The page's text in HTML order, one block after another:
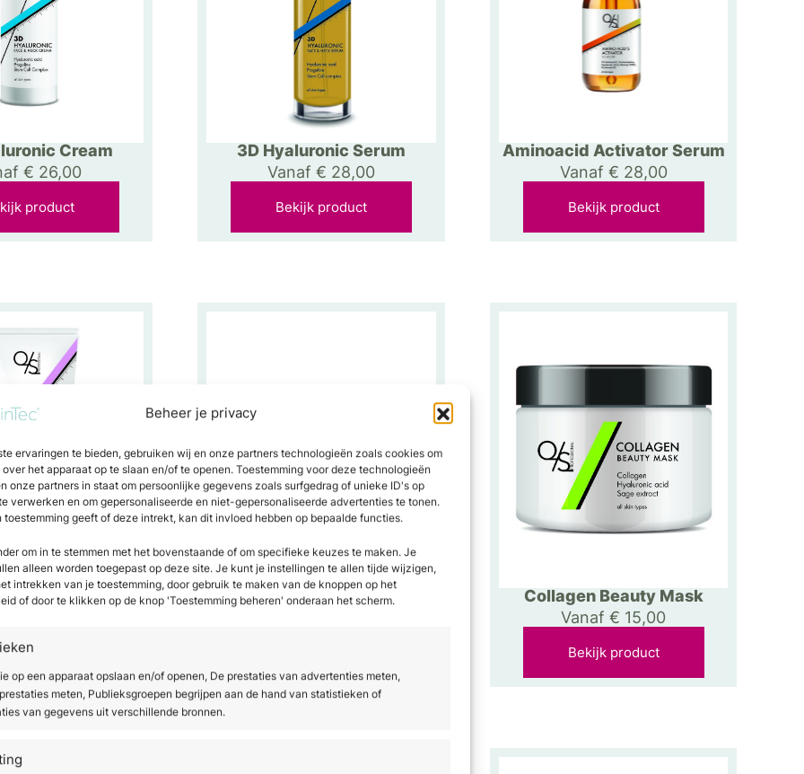
Beheer je privacy
ervaringen te bieden, gebruiken wij en onze partners technologieën zoals cookies om
het apparaat op te slaan en/of te openen. Toestemming voor deze technologieën
onze partners in staat om persoonlijke gegevens zoals surfgedrag of unieke ID's op
verwerken en om gepersonaliseerde en niet-gepersonaliseerde advertenties te tonen.
toestemming geeft of deze intrekt, kan dit invloed hebben op bepaalde functies.
om in te stemmen met het bovenstaande of om specifieke keuzes te maken. Je
alleen worden toegepast op deze site. Je kunt je instellingen te allen tijde wijzigen,
intrekken van je toestemming, door gebruik te maken van de knoppen op het
of door te klikken op de knop 'Toestemming beheren' onderaan het scherm.
op een apparaat opslaan en/of openen, De prestaties van advertenties meten,
meten, Publieksgroepen begrijpen aan de hand van statistieken of
van gegevens uit verschillende bronnen.
Cream
€ 26,00
product
3D Hyaluronic Serum
Vanaf € 28,00
Bekijk product
Aminoacid Activator Serum
Vanaf € 28,00
Bekijk product
Mask
product
Collagen 24H Cream
Collagen Beauty Mask
Vanaf € 15,00
Bekijk product